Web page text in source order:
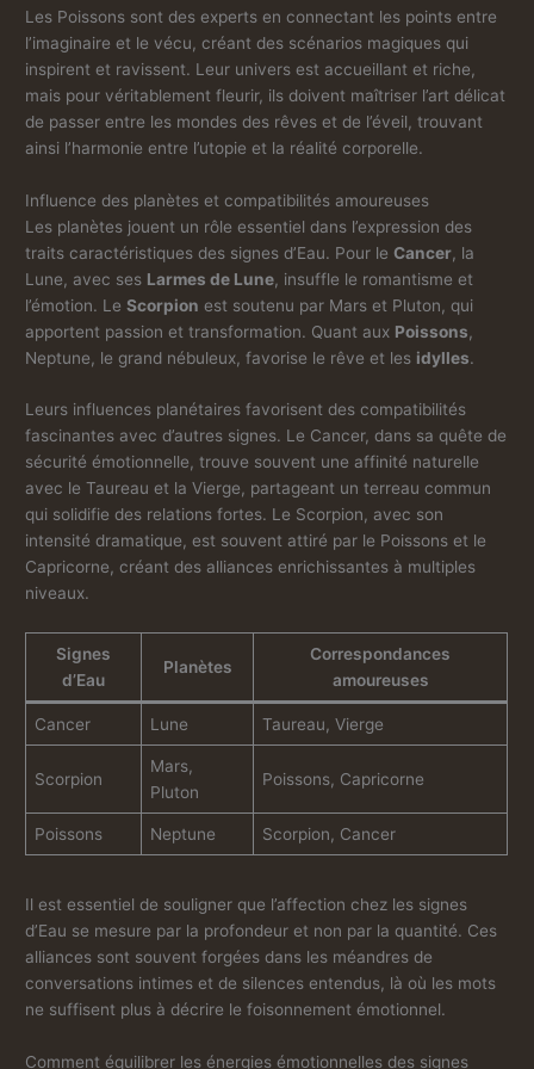
Les Poissons sont des experts en connectant les points entre
l’imaginaire et le vécu, créant des scénarios magiques qui
inspirent et ravissent. Leur univers est accueillant et riche,
mais pour véritablement fleurir, ils doivent maîtriser l’art délicat
de passer entre les mondes des rêves et de l’éveil, trouvant
ainsi l’harmonie entre l’utopie et la réalité corporelle.
Influence des planètes et compatibilités amoureuses
Les planètes jouent un rôle essentiel dans l’expression des
traits caractéristiques des signes d’Eau. Pour le Cancer , la
Lune, avec ses Larmes de Lune , insuffle le romantisme et
l’émotion. LeScorpion est soutenu par Mars et Pluton, qui
apportent passion et transformation. Quant aux Poissons
Neptune, le grand nébuleux, favorise le rêve et les idylles.
Leurs influences planétaires favorisent des compatibilités
fascinantes avec d’autres signes. Le Cancer, dans sa quête de
sécurité émotionnelle, trouve souvent une affinité naturelle
avec le Taureau et la Vierge, partageant un terreau commun
qui solidifie des relations fortes. Le Scorpion, avec son
intensité dramatique, est souvent attiré par le Poissons et le
Capricorne, créant des alliances enrichissantes à multiples
niveaux.
Signes
d’Eau
Planètes
Correspondances
amoureuses
Cancer Lune Taureau, Vierge
Scorpion
Mars,
Pluton
Poissons, Capricorne
Poissons Neptune Scorpion, Cancer
Il est essentiel de souligner que l’affection chez les signes
d’Eau se mesure par la profondeur et non par la quantité. Ces
alliances sont souvent forgées dans les méandres de
conversations intimes et de silences entendus, là où les mots
ne suffisent plus à décrire le foisonnement émotionnel.
Comment équilibrer les énergies émotionnelles des signes